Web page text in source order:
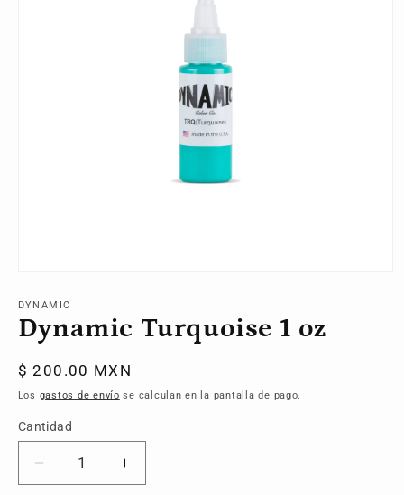
multimedia
1
en
modal
DYNAMIC
Dynamic Turquoise 1 oz
Precio
habitual
$ 200.00 MXN
Los gastos de envío se calculan en la pantalla de pago.
Cantidad
Reducir
cantidad
Aumentar
cantidad